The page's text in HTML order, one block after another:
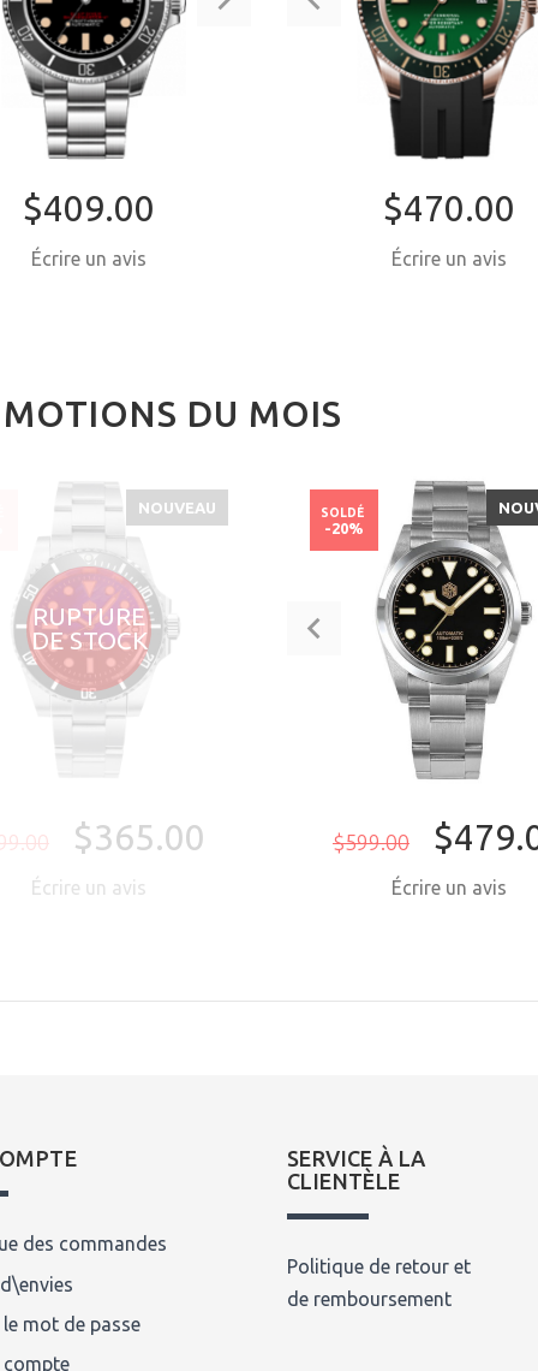
$409.00
Écrire un avis
$470.00
Écrire un avis
DU MOIS
RUPTURE
DE STOCK
NOUVEAU
$365.00
Écrire un avis
$599.00
SOLDÉ
-20%
Écrire un avis
des commandes
le mot de passe
compte
SERVICE À LA
CLIENTÈLE
Politique de retour et
de remboursement